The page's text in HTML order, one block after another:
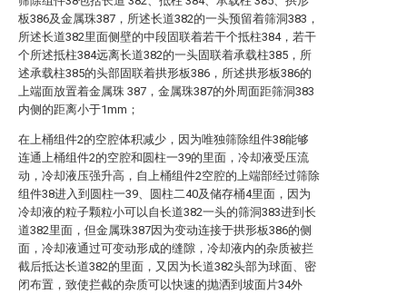
板386及金属珠387，所述长道382的一头预留着筛洞383，
所述长道382里面侧壁的中段固联着若干个抵柱384，若干
个所述抵柱384远离长道382的一头固联着承载柱385，所
述承载柱385的头部固联着拱形板386，所述拱形板386的
上端面放置着金属珠 387，金属珠387的外周面距筛洞383
内侧的距离小于1mm；
在上桶组件2的空腔体积减少，因为唯独筛除组件38能够
连通上桶组件2的空腔和圆柱一39的里面，冷却液受压流
动，冷却液压强升高，自上桶组件2空腔的上端部经过筛除
组件38进入到圆柱一39、圆柱二40及储存桶4里面，因为
冷却液的粒子颗粒小可以自长道382一头的筛洞383进到长
道382里面，但金属珠387因为变动连接于拱形板386的侧
面，冷却液通过可变动形成的缝隙，冷却液内的杂质被拦
截后抵达长道382的里面，又因为长道382头部为球面、密
闭布置，致使拦截的杂质可以快速的抛洒到坡面片34外